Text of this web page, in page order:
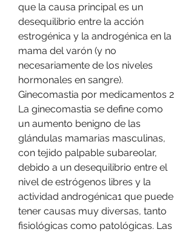
que la causa principal es un
desequilibrio entre la acción
estrogénica y la androgénica en la
mama del varón (y no
necesariamente de los niveles
hormonales en sangre).
Ginecomastia por medicamentos 2
La ginecomastia se define como
un aumento benigno de las
glándulas mamarias masculinas,
con tejido palpable subareolar,
debido a un desequilibrio entre el
nivel de estrógenos libres y la
actividad androgénica1 que puede
tener causas muy diversas, tanto
fisiológicas como patológicas. Las